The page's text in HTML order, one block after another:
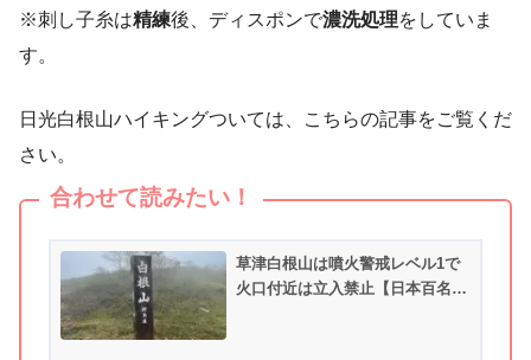
※刺し子糸は精練後、ディスポンで濃洗処理をしていま
す。
日光白根山ハイキングついては、こちらの記事をご覧くだ
さい。
合わせて読みたい！
草津白根山は噴火警戒レベル1で
火口付近は立入禁止【日本百名